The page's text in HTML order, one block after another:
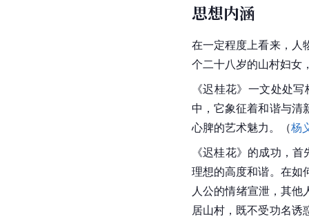
思想内涵
在一定程度上看来，人
个二十八岁的山村妇女
《迟桂花》一文处处
中，它象征着和谐与清
心脾的艺术魅力。（杨
《迟桂花》的成功，
理想的高度和谐。在如
人公的情绪宣泄，其他
居山村，既不受功名诱